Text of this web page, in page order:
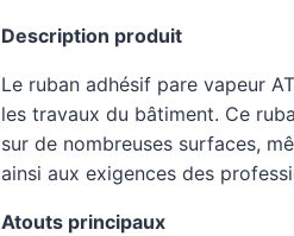
Description produit
Le ruban adhésif pare vapeur
les travaux du bâtiment. Ce
sur de nombreuses surfaces,
ainsi aux exigences des
Atouts principaux